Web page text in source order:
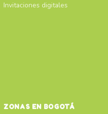
Invitaciones digitales
ZONAS EN BOGOTÁ